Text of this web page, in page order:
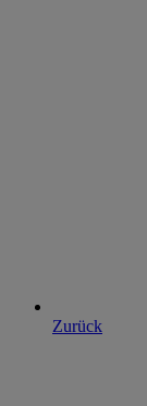
Zurück